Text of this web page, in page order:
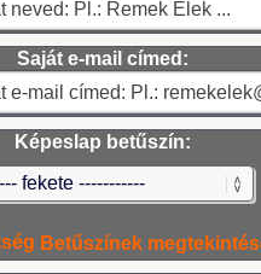
Saját e-mail címed:
Képeslap betűszín:
Betűszínek